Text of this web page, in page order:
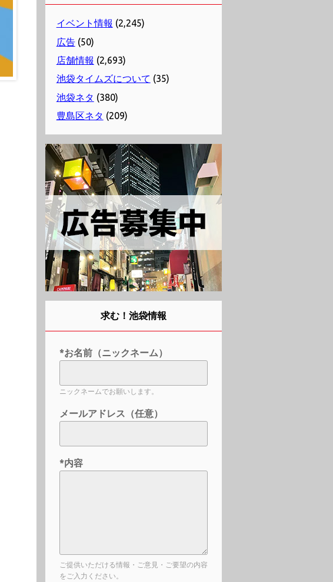
イベント情報 (2,245)
広告(50)
店舗情報 (2,693)
池袋タイムズについて (35)
池袋ネタ (380)
豊島区ネタ (209)
求む！池袋情報
*お名前（ニックネーム）
ニックネームでお願いします。
メールアドレス（任意）
*内容
ご提供いただける情報・ご意見・ご要望の内容
をご入力ください。